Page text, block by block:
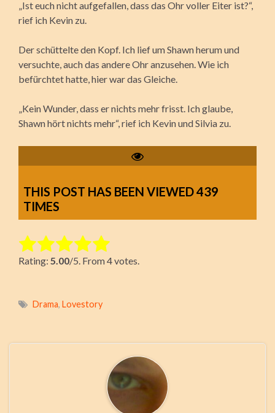
„Ist euch nicht aufgefallen, dass das Ohr voller Eiter ist?“,
rief ich Kevin zu.
Der schüttelte den Kopf. Ich lief um Shawn herum und
versuchte, auch das andere Ohr anzusehen. Wie ich
befürchtet hatte, hier war das Gleiche.
„Kein Wunder, dass er nichts mehr frisst. Ich glaube,
Shawn hört nichts mehr“, rief ich Kevin und Silvia zu.
THIS POST HAS BEEN VIEWED439
TIMES
Rate this item:
Submit Rating
Rating: 5.00/5. From 4 votes.
Drama, Lovestory